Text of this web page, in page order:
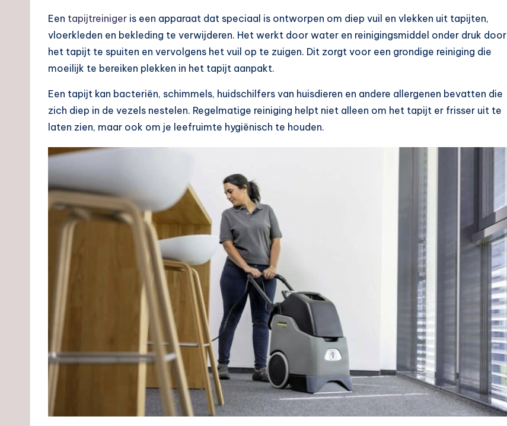
Een tapijtreiniger is een apparaat dat speciaal is ontworpen om diep vuil en vlekken uit tapijten,
vloerkleden en bekleding te verwijderen. Het werkt door water en reinigingsmiddel onder druk door
het tapijt te spuiten en vervolgens het vuil op te zuigen. Dit zorgt voor een grondige reiniging die
moeilijk te bereiken plekken in het tapijt aanpakt.
Een tapijt kan bacteriën, schimmels, huidschilfers van huisdieren en andere allergenen bevatten die
zich diep in de vezels nestelen. Regelmatige reiniging helpt niet alleen om het tapijt er frisser uit te
laten zien, maar ook om je leefruimte hygiënisch te houden.